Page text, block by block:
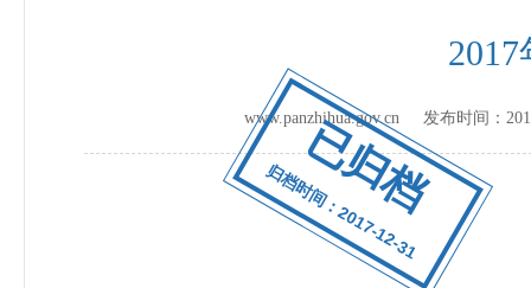
已归档
归档时间：2017-12-31
www.panzhihua.gov.cn 发布时间：